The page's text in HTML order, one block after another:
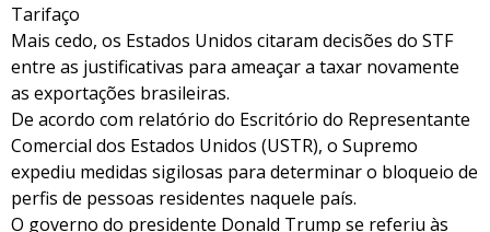
Tarifaço
Mais cedo, os Estados Unidos citaram decisões do STF
entre as justificativas para ameaçar a taxar novamente
as exportações brasileiras.
De acordo com relatório do Escritório do Representante
Comercial dos Estados Unidos (USTR), o Supremo
expediu medidas sigilosas para determinar o bloqueio de
perfis de pessoas residentes naquele país.
O governo do presidente Donald Trump se referiu às